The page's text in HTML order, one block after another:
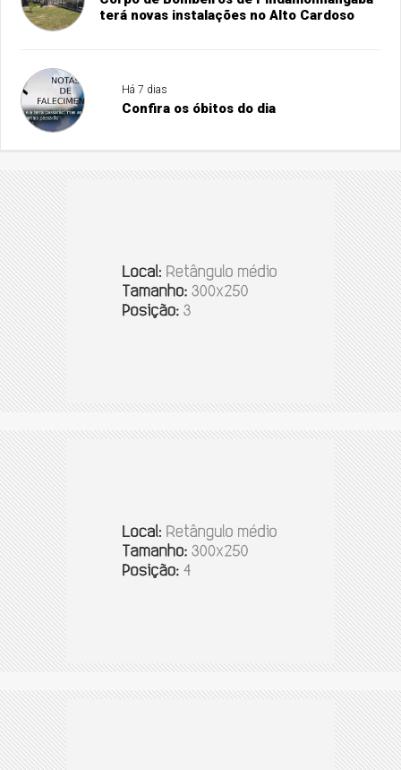
terá novas instalações no Alto Cardoso
Há 7 dias
Confira os óbitos do dia